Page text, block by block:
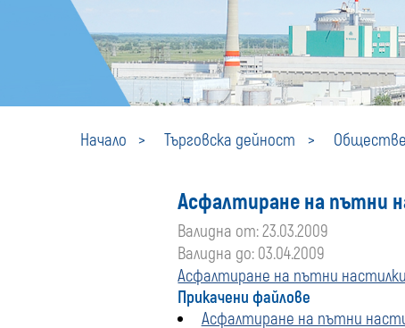
Начало Търговска дейност
Асфалтиране на пътни
Валидна от: 23.03.2009
Валидна до: 03.04.2009
Асфалтиране на пътни
Прикачени файлове
Асфалтиране на пътни